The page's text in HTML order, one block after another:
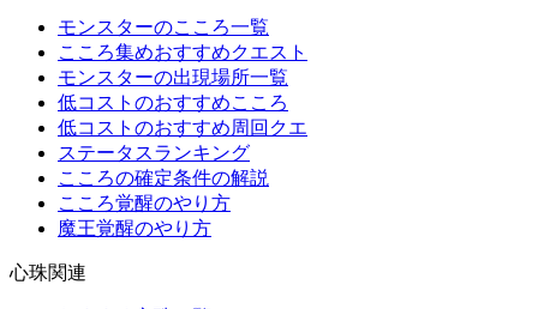
モンスターのこころ一覧
こころ集めおすすめクエスト
モンスターの出現場所一覧
低コストのおすすめこころ
低コストのおすすめ周回クエ
ステータスランキング
こころの確定条件の解説
こころ覚醒のやり方
魔王覚醒のやり方
心珠関連